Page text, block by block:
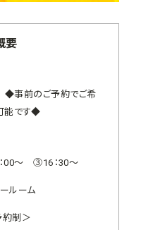
要
事前のご予約でご希
能です◆
00～ ③16：30～
ルーム
約制＞